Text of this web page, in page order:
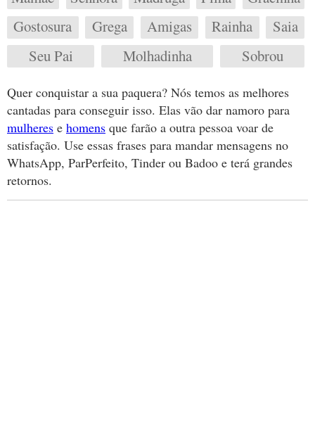
Gostosura
Grega Amigas Rainha
Saia
Seu Pai
Molhadinha Sobrou
Quer conquistar a sua paquera? Nós temos as melhores
cantadas para conseguir isso. Elas vão dar namoro para
mulheres e homens que farão a outra pessoa voar de
satisfação. Use essas frases para mandar mensagens no
WhatsApp, ParPerfeito, Tinder ou Badoo e terá grandes
retornos.